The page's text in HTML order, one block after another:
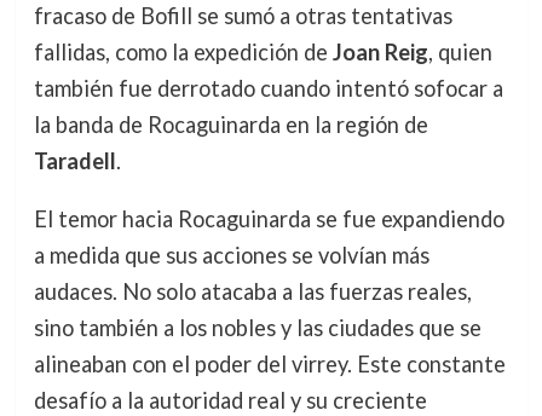
fracaso de Bofill se sumó a otras tentativas
fallidas, como la expedición de Joan Reig, quien
también fue derrotado cuando intentó sofocar a
la banda de Rocaguinarda en la región de
Taradell.
El temor hacia Rocaguinarda se fue expandiendo
a medida que sus acciones se volvían más
audaces. No solo atacaba a las fuerzas reales,
sino también a los nobles y las ciudades que se
alineaban con el poder del virrey. Este constante
desafío a la autoridad real y su creciente